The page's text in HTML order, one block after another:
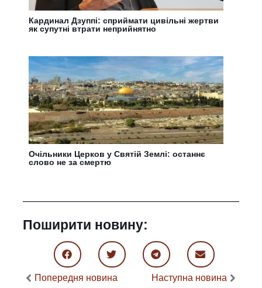
Кардинал Дзуппі: сприймати цивільні жертви
як супутні втрати неприйнятно
Очільники Церков у Святій Землі: останнє
слово не за смертю
Поширити новину:
Попередня новина Наступна новина